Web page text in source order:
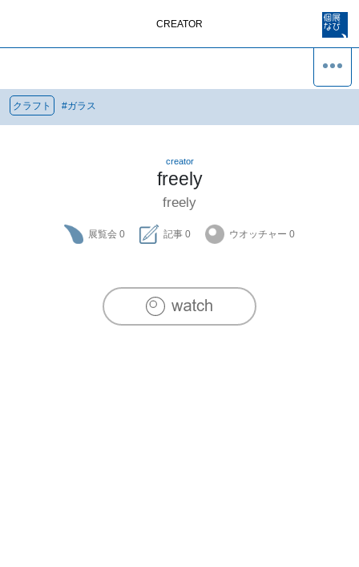
CREATOR
クラフト #ガラス
creator
freely
freely
展覧会 0 記事 0 ウオッチャー 0